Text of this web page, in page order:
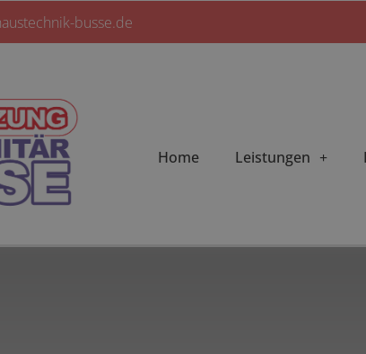
busse.de
Home Leistungen